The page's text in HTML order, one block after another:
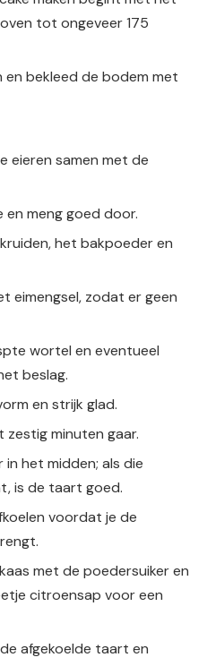
tot ongeveer 175
bekleed de bodem met
eieren samen met de
meng goed door.
het bakpoeder en
eimengsel, zodat er geen
wortel en eventueel
beslag.
en strijk glad.
minuten gaar.
het midden; als die
is de taart goed.
voordat je de
met de poedersuiker en
citroensap voor een
afgekoelde taart en